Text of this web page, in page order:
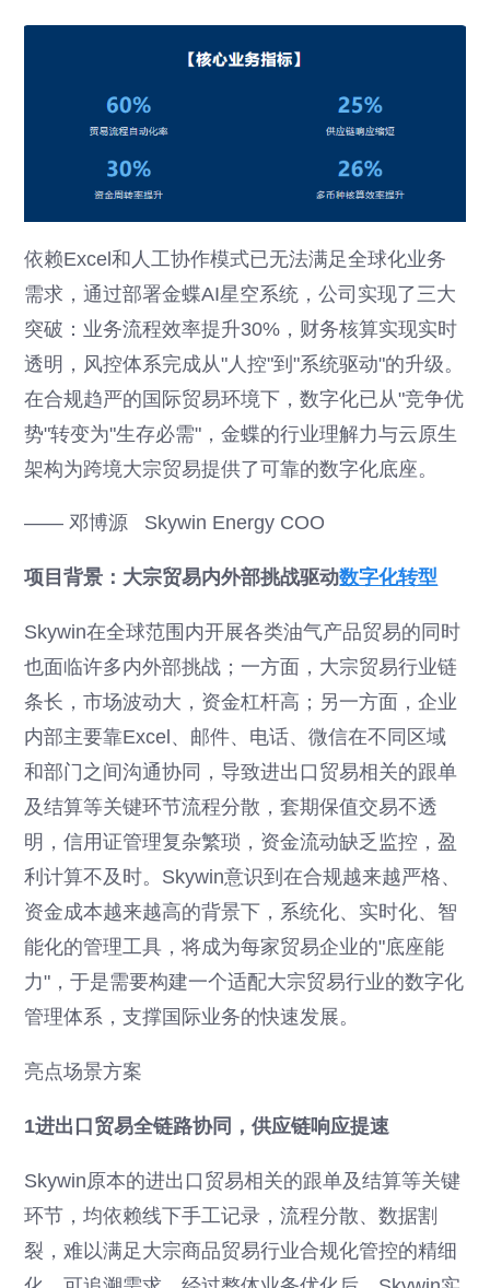
依赖Excel和人工协作模式已无法满足全球化业务
需求，通过部署金蝶AI星空系统，公司实现了三大
突破：业务流程效率提升30%，财务核算实现实时
透明，风控体系完成从"人控"到"系统驱动"的升级。
在合规趋严的国际贸易环境下，数字化已从"竞争优
势"转变为"生存必需"，金蝶的行业理解力与云原生
架构为跨境大宗贸易提供了可靠的数字化底座。
—— 邓博源 Skywin Energy COO
项目背景：大宗贸易内外部挑战驱动数字化转型
Skywin在全球范围内开展各类油气产品贸易的同时
也面临许多内外部挑战；一方面，大宗贸易行业链
条长，市场波动大，资金杠杆高；另一方面，企业
内部主要靠Excel、邮件、电话、微信在不同区域
和部门之间沟通协同，导致进出口贸易相关的跟单
及结算等关键环节流程分散，套期保值交易不透
明，信用证管理复杂繁琐，资金流动缺乏监控，盈
利计算不及时。Skywin意识到在合规越来越严格、
资金成本越来越高的背景下，系统化、实时化、智
能化的管理工具，将成为每家贸易企业的"底座能
力"，于是需要构建一个适配大宗贸易行业的数字化
管理体系，支撑国际业务的快速发展。
亮点场景方案
1进出口贸易全链路协同，供应链响应提速
Skywin原本的进出口贸易相关的跟单及结算等关键
环节，均依赖线下手工记录，流程分散、数据割
裂，难以满足大宗商品贸易行业合规化管控的精细